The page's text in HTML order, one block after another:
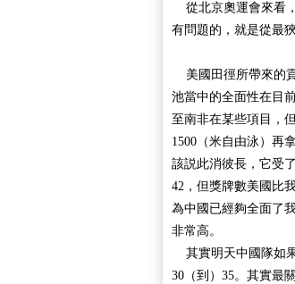
從北京奧運會來看
有問題的，就是從最
美國田徑所帶來的
池當中的全面性在目
至南非在某些項目，
1500（米自由泳）再
該説此消彼長，它受
42，但獎牌數美國比
為中國已經夠全面了
非常高。
其實明天中國隊如果
30（到）35。其實最